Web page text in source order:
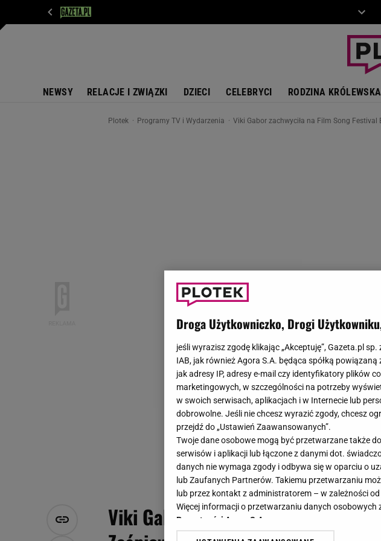
NEWSY RELACJE I ZWIĄZKI DZIECI CELEBRYCI RODZINA KRÓLEWSKA
Plotek Programy TV i Wydarzenia Viki Gabor zachwyciła na Film Song
Viki Gabor zachwyciła na Film
Droga Użytkowniczko, Drogi
jeśli wyrazisz zgodę klikając „Akceptuję”, Gazeta.pl
IAB, jak również Agora S.A. będąca spółką
jak adresy IP, adresy e-mail czy identyfikatory plików
marketingowych, w szczególności na potrzeby
w swoich serwisach, aplikacjach i w Internecie lub
dobrowolne. Jeśli nie chcesz wyrazić zgody, chcesz
przejdź do „Ustawień Zaawansowanych”.
Twoje dane osobowe mogą być przetwarzane także
serwisów i aplikacji lub łączone z danymi dot.
danych nie wymaga zgody i odbywa się w oparciu o
lub Zaufanych Partnerów. Takiemu przetwarzaniu
lub przez kontakt z administratorem – w zależności
Więcej informacji o przetwarzaniu danych osobowych
Prywatności Agora S.A.